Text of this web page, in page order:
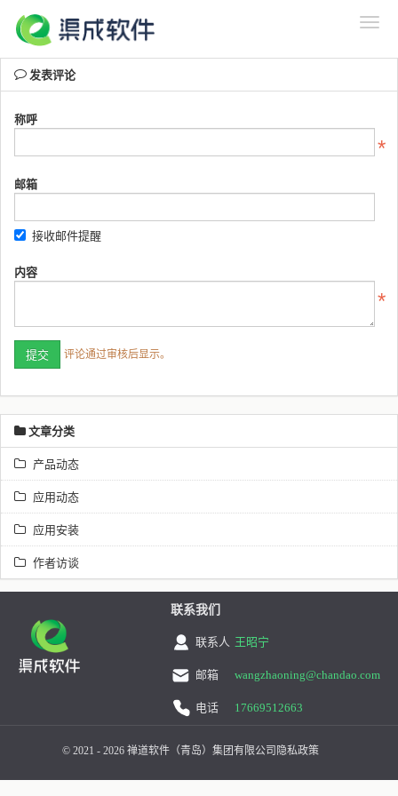
发表评论
称呼
邮箱
接收邮件提醒
内容
评论通过审核后显示。
文章分类
产品动态
应用动态
应用安装
作者访谈
联系我们
联系人 王昭宁
邮箱 wangzhaoning@chandao.com
电话 17669512663
© 2021 - 2026 禅道软件（青岛）集团有限公司 隐私政策